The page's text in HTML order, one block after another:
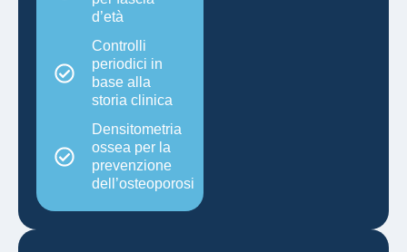
d’età
Controlli
periodici in
base alla
storia clinica
Densitometria
ossea per la
prevenzione
dell’osteoporosi